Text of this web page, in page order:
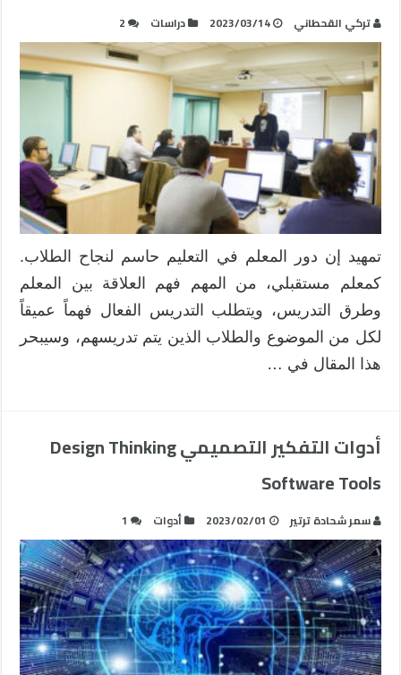
تركي القحطاني 2023/03/14 دراسات 2
تمهيد إن دور المعلم في التعليم حاسم لنجاح الطلاب.
كمعلم مستقبلي، من المهم فهم العلاقة بين المعلم
وطرق التدريس، ويتطلب التدريس الفعال فهماً عميقاً
لكل من الموضوع والطلاب الذين يتم تدريسهم، وسيبحر
هذا المقال في …
أدوات التفكير التصميمي Design Thinking
Software Tools
سمر شحادة ترتير 2023/02/01 أدوات 1